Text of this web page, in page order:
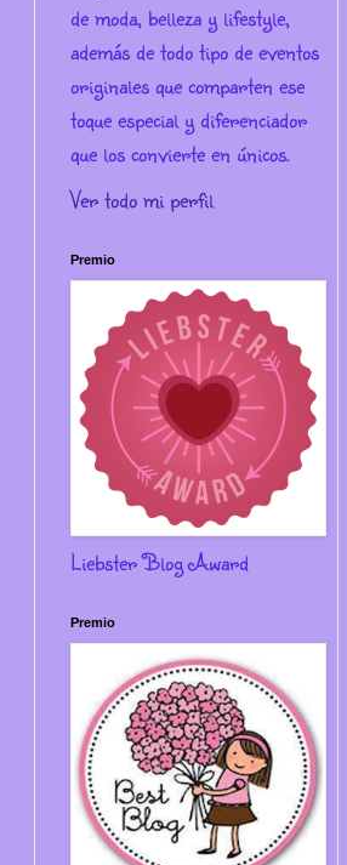
de moda, belleza y lifestyle,
además de todo tipo de eventos
originales que comparten ese
toque especial y diferenciador
que los convierte en únicos.
Ver todo mi perfil
Premio
Liebster Blog Award
Premio